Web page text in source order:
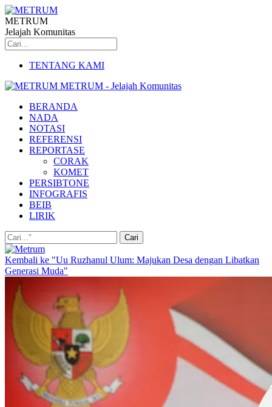
METRUM
Jelajah Komunitas
TENTANG KAMI
METRUM - Jelajah Komunitas
BERANDA
NADA
NOTASI
REFERENSI
REPORTASE
CORAK
KOMET
PERSIBTONE
INFOGRAFIS
BEIB
LIRIK
Kembali ke "Uu Ruzhanul Ulum: Majukan Desa dengan Libatkan
Generasi Muda"